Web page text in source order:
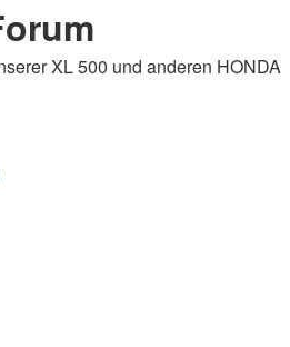
XL 500 und anderen HONDA